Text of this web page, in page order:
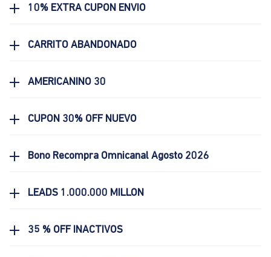
10% EXTRA CUPON ENVIO
CARRITO ABANDONADO
AMERICANINO 30
CUPON 30% OFF NUEVO
Bono Recompra Omnicanal Agosto 2026
LEADS 1.000.000 MILLON
35 % OFF INACTIVOS